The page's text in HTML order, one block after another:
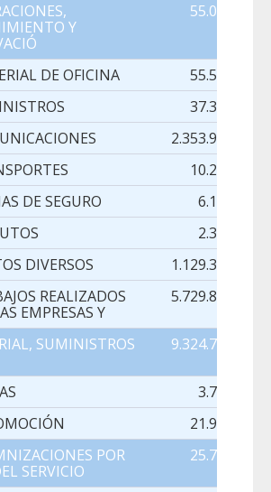
Y
55.091,00
DE OFICINA
55.535,00
37.351,00
2.353.995,00
10.258,00
DE SEGURO
6.170,00
2.314,00
DIVERSOS
1.129.304,00
REALIZADOS
EMPRESAS Y
5.729.854,00
SUMINISTROS
9.324.781,00
3.768,00
21.989,00
POR
SERVICIO
25.757,00